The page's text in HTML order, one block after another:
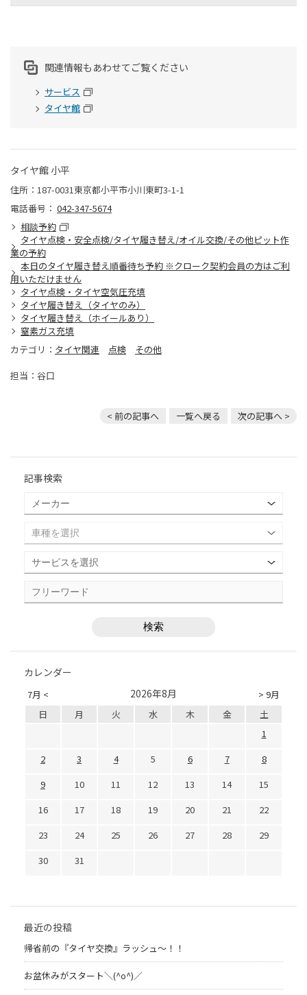
関連情報もあわせてご覧ください
サービス
タイヤ館
タイヤ館 小平
住所：187-0031東京都小平市小川東町3-1-1
電話番号： 042-347-5674
相談予約
タイヤ点検・安全点検/タイヤ履き替え/オイル交換/その他ピット作
業の予約
本日のタイヤ履き替え順番待ち予約 ※クローク契約会員の方はご利
用いただけません
タイヤ点検・タイヤ空気圧充填
タイヤ履き替え（タイヤのみ）
タイヤ履き替え（ホイールあり）
窒素ガス充填
カテゴリ： タイヤ関連 点検
その他
担当：谷口
< 前の記事へ 一覧へ戻る 次の記事へ >
記事検索
カレンダー
7月 < > 9月
2026年8月
日 月 火 水 木 金
土
1
2
3 4 5 6 7
8
9
10 11 12 13 14
15
16
17 18 19 20 21
22
23
24 25 26 27 28
29
30
31
最近の投稿
帰省前の『タイヤ交換』ラッシュ～！！
お盆休みがスタート＼(^o^)／